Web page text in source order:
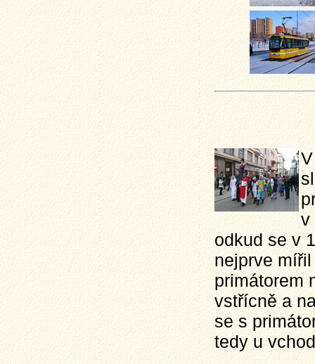
v
odkud se v
nejprve
primátorem
vstřícně a
se s
tedy u